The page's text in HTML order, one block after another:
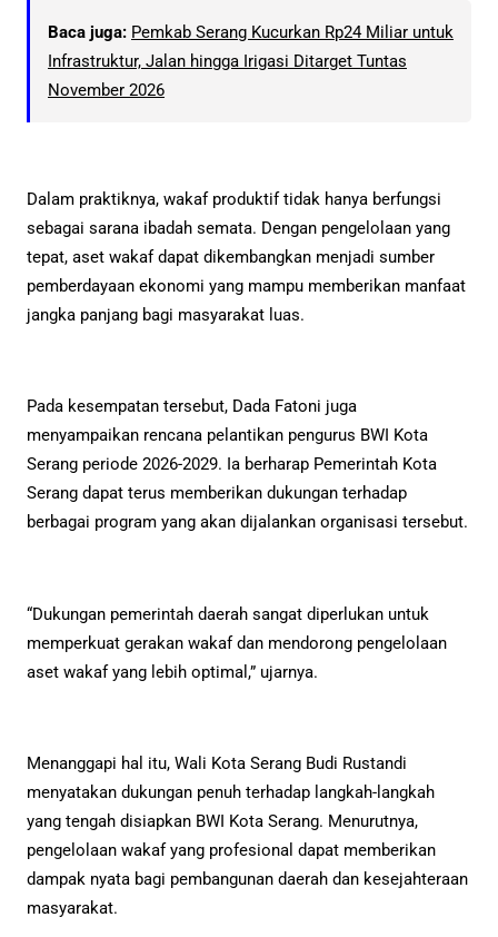
Baca juga: Pemkab Serang Kucurkan Rp24 Miliar untuk
Infrastruktur, Jalan hingga Irigasi Ditarget Tuntas
November 2026
Dalam praktiknya, wakaf produktif tidak hanya berfungsi
sebagai sarana ibadah semata. Dengan pengelolaan yang
tepat, aset wakaf dapat dikembangkan menjadi sumber
pemberdayaan ekonomi yang mampu memberikan manfaat
jangka panjang bagi masyarakat luas.
Pada kesempatan tersebut, Dada Fatoni juga
menyampaikan rencana pelantikan pengurus BWI Kota
Serang periode 2026-2029. Ia berharap Pemerintah Kota
Serang dapat terus memberikan dukungan terhadap
berbagai program yang akan dijalankan organisasi tersebut.
“Dukungan pemerintah daerah sangat diperlukan untuk
memperkuat gerakan wakaf dan mendorong pengelolaan
aset wakaf yang lebih optimal,” ujarnya.
Menanggapi hal itu, Wali Kota Serang Budi Rustandi
menyatakan dukungan penuh terhadap langkah-langkah
yang tengah disiapkan BWI Kota Serang. Menurutnya,
pengelolaan wakaf yang profesional dapat memberikan
dampak nyata bagi pembangunan daerah dan kesejahteraan
masyarakat.